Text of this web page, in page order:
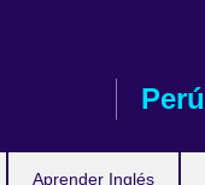
Perú
Aprender Inglés